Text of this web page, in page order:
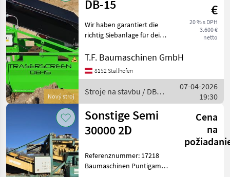
Nový stroj
DB-15
€
20 % s DPH
3.600 €
netto
Wir haben garantiert die
richtig Siebanlage für deine
Engineering decken wir das
kompakten und mobilen
T.F. Baumaschinen GmbH
8152 Stallhofen
Stroje na stavbu / DB
Engineering
07-04-2026
19:30
Sonstige Semi
30000 2D
Cena
na
Referenznummer: 17218
Baumaschinen Puntigam